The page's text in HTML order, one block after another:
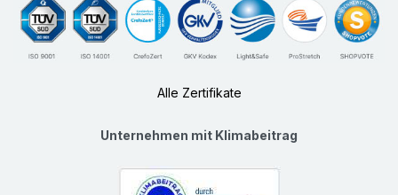
Alle Zertifikate
Unternehmen mit Klimabeitrag